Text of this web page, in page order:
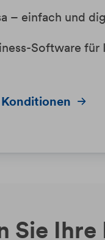
– einfach und
Software für
Sie Ihre